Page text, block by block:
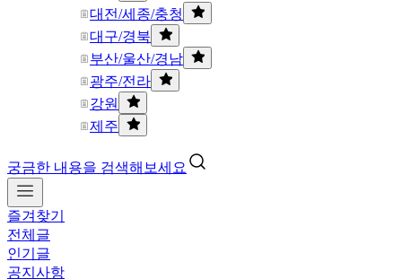
대전/세종/충청
대구/경북
부산/울산/경남
광주/전라
강원
제주
궁금한 내용을 검색해보세요
즐겨찾기
전체글
인기글
공지사항